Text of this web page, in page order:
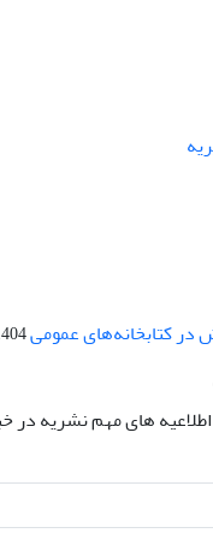
در کتابخانه‌های عمومی10-16
های مهم نشریه در